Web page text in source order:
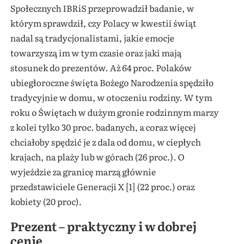
Społecznych IBRiS przeprowadził badanie, w
którym sprawdził, czy Polacy w kwestii świąt
nadal są tradycjonalistami, jakie emocje
towarzyszą im w tym czasie oraz jaki mają
stosunek do prezentów. Aż 64 proc. Polaków
ubiegłoroczne święta Bożego Narodzenia spędziło
tradycyjnie w domu, w otoczeniu rodziny. W tym
roku o Świętach w dużym gronie rodzinnym marzy
z kolei tylko 30 proc. badanych, a coraz więcej
chciałoby spędzić je z dala od domu, w ciepłych
krajach, na plaży lub w górach (26 proc.). O
wyjeździe za granicę marzą głównie
przedstawiciele Generacji X [1] (22 proc.) oraz
kobiety (20 proc).
Prezent – praktyczny i w dobrej
cenie